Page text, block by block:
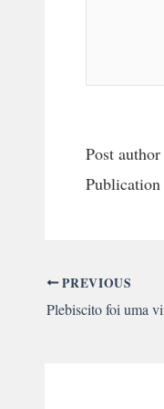
Post author
PREVIOUS
Plebiscito foi uma